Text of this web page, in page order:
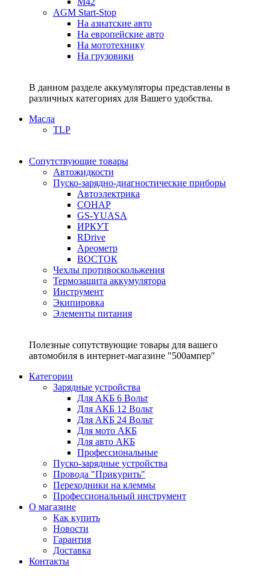
AGM Start-Stop
На азиатские авто
На европейские авто
На мототехнику
На грузовики
В данном разделе аккумуляторы представлены в
различных категориях для Вашего удобства.
Масла
TLP
Сопутствующие товары
Автожидкости
Пуско-зарядно-диагностические приборы
Автоэлектрика
СОНАР
GS-YUASA
ИРКУТ
RDrive
Ареометр
ВОСТОК
Чехлы противоскольжения
Термозащита аккумулятора
Инструмент
Экипировка
Элементы питания
Полезные сопутствующие товары для вашего
автомобиля в интернет-магазине "500ампер"
Категории
Зарядные устройства
Для АКБ 6 Вольт
Для АКБ 12 Вольт
Для АКБ 24 Вольт
Для мото АКБ
Для авто АКБ
Профессиональные
Пуско-зарядные устройства
Провода "Прикурить"
Переходники на клеммы
Профессиональный инструмент
О магазине
Как купить
Новости
Гарантия
Доставка
Контакты